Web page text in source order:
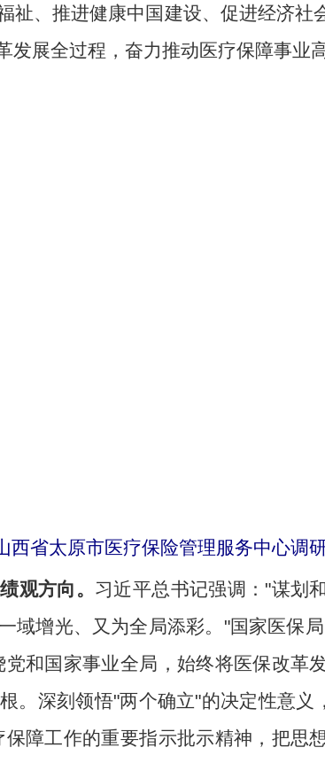
祉、推进健康中国建设、促进经济社
展全过程，奋力推动医疗保障事业
省太原市医疗保险管理服务中心调
观方向。 习近平总书记强调："谋划
域增光、又为全局添彩。"国家医保
和国家事业全局，始终将医保改革
。深刻领悟"两个确立"的决定性意
障工作的重要指示批示精神，把思